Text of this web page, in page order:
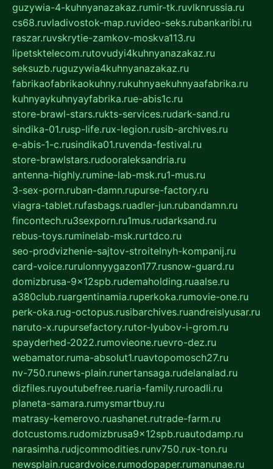
guzywia-4-kuhnyanazakaz.rumir-tk.ruvlknrussia.ru
cs68.ruvladivostok-map.ruvideo-seks.rubankaribi.ru
raszar.ruvskrytie-zamkov-moskva113.ru
lipetsktelecom.rutovudyi4kuhnyanazakaz.ru
seksuzb.ruguzywia4kuhnyanazakaz.ru
fabrikaofabrikaokuhny.rukuhnyaekuhnyaafabrika.ru
kuhnyaykuhnyayfabrika.rue-abis1c.ru
store-brawl-stars.rukts-services.rudark-sand.ru
sindika-01.rusp-life.rux-legion.rusib-archives.ru
e-abis-1-c.rusindika01.ruvenda-festival.ru
store-brawlstars.rudooraleksandria.ru
antenna-highly.rumine-lab-msk.ru1-mus.ru
3-sex-porn.ruban-damn.rupurse-factory.ru
viagra-tablet.rufasbags.ruadler-jun.rubandamn.ru
fincontech.ru3sexporn.ru1mus.rudarksand.ru
rebus-toys.ruminelab-msk.rurtdco.ru
seo-prodvizhenie-sajtov-stroitelnyh-kompanij.ru
card-voice.rurulonnyygazon177.rusnow-guard.ru
domizbrusa-9x12spb.rudemaholding.ruaalse.ru
a380club.ruargentinamia.ruperkoka.rumovie-one.ru
perk-oka.rug-octopus.rusibarchives.ruandreislyusar.ru
naruto-x.rupursefactory.rutor-lyubov-i-grom.ru
spayderhed-2022.rumovieone.ruevro-dez.ru
webamator.ruma-absolut1.ruavtopomosch27.ru
nv-750.runews-plain.runertansaga.rudelanalad.ru
dizfiles.ruyoutubefree.ruaria-family.ruroadli.ru
planeta-samara.rumysmartbuy.ru
matrasy-kemerovo.ruashanet.rutrade-farm.ru
dotcustoms.rudomizbrusa9x12spb.ruautodamp.ru
narasimha.rudjcommodities.runv750.rux-ton.ru
newsplain.rucardvoice.rumodopaper.rumanunae.ru